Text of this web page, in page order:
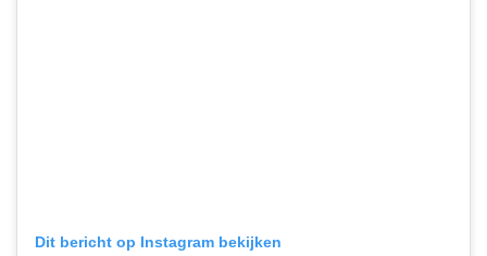
Dit bericht op Instagram bekijken